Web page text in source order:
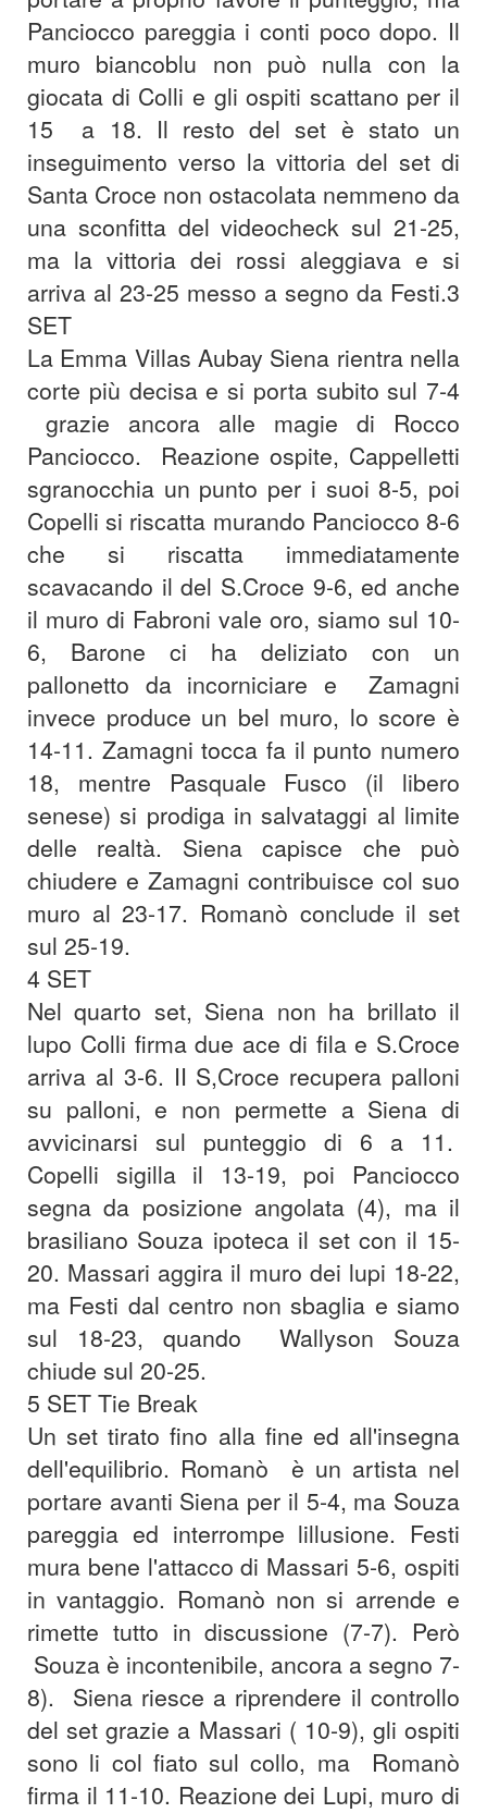
Panciocco pareggia i conti poco dopo. Il
muro biancoblu non può nulla con la
giocata di Colli e gli ospiti scattano per il
15 a 18. Il resto del set è stato un
inseguimento verso la vittoria del set di
Santa Croce non ostacolata nemmeno da
una sconfitta del videocheck sul 21-25,
ma la vittoria dei rossi aleggiava e si
arriva al 23-25 messo a segno da Festi.3
SET
La Emma Villas Aubay Siena rientra nella
corte più decisa e si porta subito sul 7-4
grazie ancora alle magie di Rocco
Panciocco. Reazione ospite, Cappelletti
sgranocchia un punto per i suoi 8-5, poi
Copelli si riscatta murando Panciocco 8-6
che si riscatta immediatamente
scavacando il del S.Croce 9-6, ed anche
il muro di Fabroni vale oro, siamo sul 10-
6, Barone ci ha deliziato con un
pallonetto da incorniciare e Zamagni
invece produce un bel muro, lo score è
14-11. Zamagni tocca fa il punto numero
18, mentre Pasquale Fusco (il libero
senese) si prodiga in salvataggi al limite
delle realtà. Siena capisce che può
chiudere e Zamagni contribuisce col suo
muro al 23-17. Romanò conclude il set
sul 25-19.
4 SET
Nel quarto set, Siena non ha brillato il
lupo Colli firma due ace di fila e S.Croce
arriva al 3-6. II S,Croce recupera palloni
su palloni, e non permette a Siena di
avvicinarsi sul punteggio di 6 a 11.
Copelli sigilla il 13-19, poi Panciocco
segna da posizione angolata (4), ma il
brasiliano Souza ipoteca il set con il 15-
20. Massari aggira il muro dei lupi 18-22,
ma Festi dal centro non sbaglia e siamo
sul 18-23, quando Wallyson Souza
chiude sul 20-25.
5 SET Tie Break
Un set tirato fino alla fine ed all'insegna
dell'equilibrio. Romanò è un artista nel
portare avanti Siena per il 5-4, ma Souza
pareggia ed interrompe lillusione. Festi
mura bene l'attacco di Massari 5-6, ospiti
in vantaggio. Romanò non si arrende e
rimette tutto in discussione (7-7). Però
Souza è incontenibile, ancora a segno 7-
8). Siena riesce a riprendere il controllo
del set grazie a Massari ( 10-9), gli ospiti
sono li col fiato sul collo, ma Romanò
firma il 11-10. Reazione dei Lupi, muro di